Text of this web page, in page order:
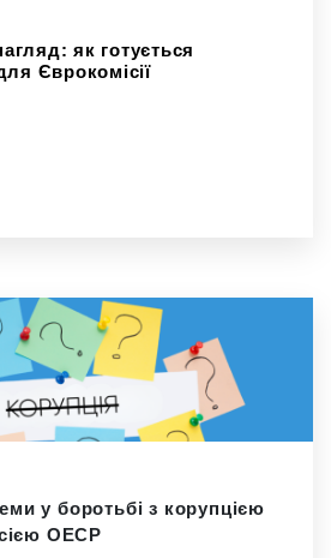
як готується
Єврокомісії
у боротьбі з корупцією
ОЕСР